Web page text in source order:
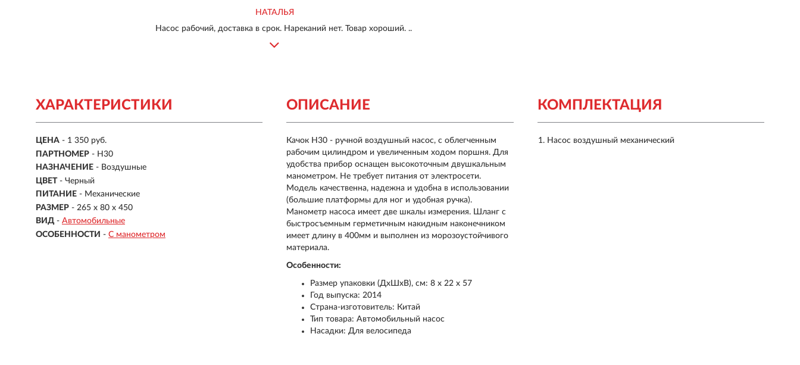
НАТАЛЬЯ
Насос рабочий, доставка в срок. Нареканий нет. Товар хороший. ..
ХАРАКТЕРИСТИКИ
ЦЕНА - 1 350 руб.
ПАРТНОМЕР - H30
НАЗНАЧЕНИЕ - Воздушные
ЦВЕТ - Черный
ПИТАНИЕ - Механические
РАЗМЕР - 265 х 80 х 450
ВИД - Автомобильные
ОСОБЕННОСТИ - С манометром
КОМПЛЕКТАЦИЯ
Насос воздушный механический
ОПИСАНИЕ
Качок H30 - ручной воздушный насос, с облегченным
рабочим цилиндром и увеличенным ходом поршня. Для
удобства прибор оснащен высокоточным двушкальным
манометром. Не требует питания от электросети.
Модель качественна, надежна и удобна в использовании
(большие платформы для ног и удобная ручка).
Манометр насоса имеет две шкалы измерения. Шланг с
быстросъемным герметичным накидным наконечником
имеет длину в 400мм и выполнен из морозоустойчивого
материала.
Особенности:
Размер упаковки (ДхШхВ), см: 8 x 22 x 57
Год выпуска: 2014
Страна-изготовитель: Китай
Тип товара: Автомобильный насос
Насадки: Для велосипеда